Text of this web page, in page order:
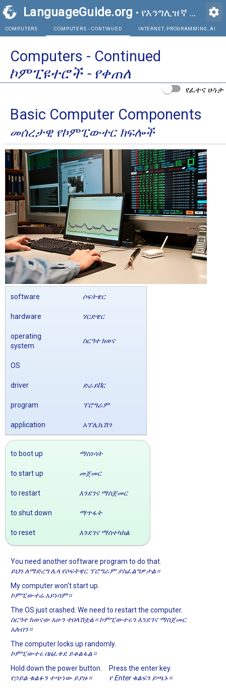
LanguageGuide.org • የእንግሊዝኛ ምስላዊ መዝገበ ቃላት settings
Computers - Continued
ኮምፒዩተሮች - የቀጠለ
የፈተና ሁነታ
Basic Computer Components
መሰረታዊ የኮምፒውተር ክፍሎች
software ሶፍትዌር
hardware ሃርድዌር
operating
system
ስርዓተ ክወና
OS
driver ድራይቨር
program ፕሮግራም
application አፕሊኬሽን
to boot up ማስነሳት
to start up መጀመር
to restart እንደገና ማስጀመር
to shut down ማጥፋት
to reset እንደገና ማስተካከል
You need another software program to do that.
ይህን ለማድረግ ሌላ የሶፍትዌር ፕሮግራም ያስፈልግዎታል።
My computer won't start up.
ኮምፒውተሬ አይነሳም።
The OS just crashed. We need to restart the computer.
ስርዓተ ክወናው አሁን ተበላሽቷል። ኮምፒውተሩን እንደገና ማስጀመር
አለብን።
The computer locks up randomly.
ኮምፒውተሩ በዘፈቀደ ይቆልፋል።
Hold down the power button.
የኃይል ቁልፉን ተጭነው ይያዙ።
Press the enter key.
የ Enter ቁልፍን ይጫኑ።